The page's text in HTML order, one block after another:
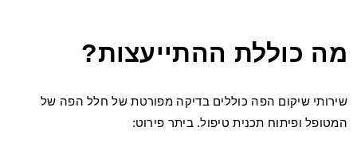
מה כוללת ההתייעצות?
שירותי שיקום הפה כוללים בדיקה מפורטת של חלל הפה של
המטופל ופיתוח תכנית טיפול. ביתר פירוט: